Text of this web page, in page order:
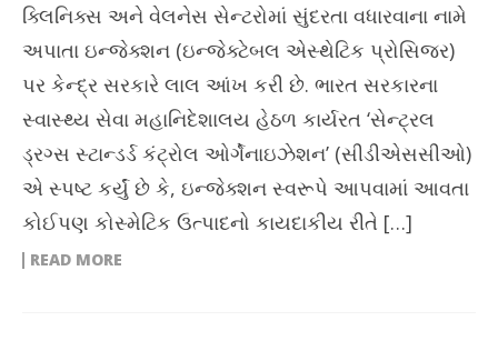
ક્લિનિક્સ અને વેલનેસ સેન્ટરોમાં સુંદરતા વધારવાના નામે
અપાતા ઇન્જેક્શન (ઇન્જેક્ટેબલ એસ્થેટિક પ્રોસિજર)
પર કેન્દ્ર સરકારે લાલ આંખ કરી છે. ભારત સરકારના
સ્વાસ્થ્ય સેવા મહાનિદેશાલય હેઠળ કાર્યરત ‘સેન્ટ્રલ
ડ્રગ્સ સ્ટાન્ડર્ડ કંટ્રોલ ઓર્ગેનાઇઝેશન’ (સીડીએસસીઓ)
એ સ્પષ્ટ કર્યું છે કે, ઇન્જેક્શન સ્વરૂપે આપવામાં આવતા
કોઈપણ કોસ્મેટિક ઉત્પાદનો કાયદાકીય રીતે […]
READ MORE